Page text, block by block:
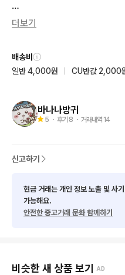
상태는 양호하나, 예민하신 분
일괄로 구매할 시 18000원으
더보기
배송비
일반 4,000원
CU반값 2,000
바나나방귀
5 ・ 후기 8 ・ 거래내역 14
신고하기
현금 거래는 개인 정보 노출 및 사
가능해요.
안전한 중고거래 문화 함께하기
비슷한 새 상품 보기 AD